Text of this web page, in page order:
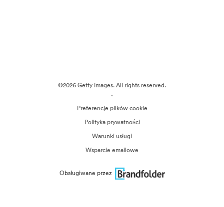
©2026 Getty Images. All rights reserved.
·
Preferencje plików cookie
Polityka prywatności
Warunki usługi
Wsparcie emailowe
Obsługiwane przez